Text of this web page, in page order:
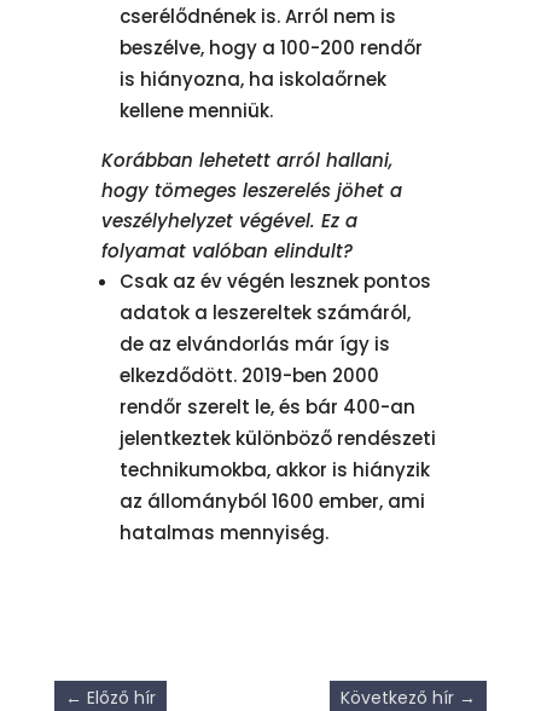
cserélődnének is. Arról nem is
beszélve, hogy a 100-200 rendőr
is hiányozna, ha iskolaőrnek
kellene menniük.
Korábban lehetett arról hallani,
hogy tömeges leszerelés jöhet a
veszélyhelyzet végével. Ez a
folyamat valóban elindult?
Csak az év végén lesznek pontos
adatok a leszereltek számáról,
de az elvándorlás már így is
elkezdődött. 2019-ben 2000
rendőr szerelt le, és bár 400-an
jelentkeztek különböző rendészeti
technikumokba, akkor is hiányzik
az állományból 1600 ember, ami
hatalmas mennyiség.
← Előző hír Következő hír →